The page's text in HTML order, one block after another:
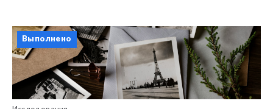
Выполнено